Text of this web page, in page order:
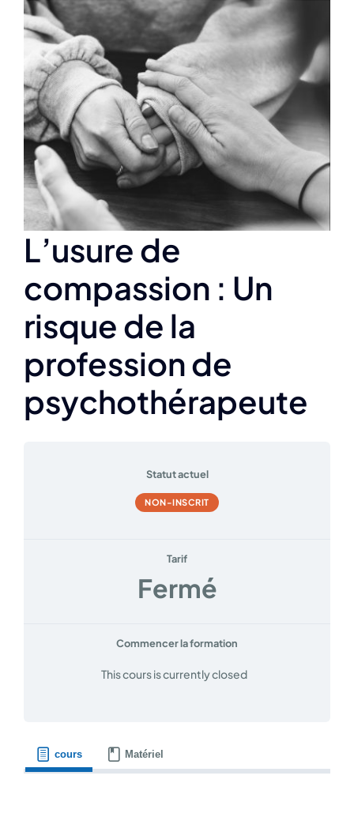
Agrandir
l&apos;image
L’usure de
compassion : Un
risque de la
profession de
psychothérapeute
Statut actuel
NON-INSCRIT
Tarif
Fermé
Commencer la formation
This cours is currently closed
cours Matériel